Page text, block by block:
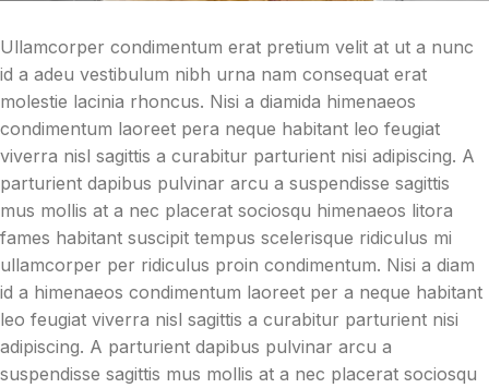
Ullamcorper condimentum erat pretium velit at ut a nunc
id a adeu vestibulum nibh urna nam consequat erat
molestie lacinia rhoncus. Nisi a diamida himenaeos
condimentum laoreet pera neque habitant leo feugiat
viverra nisl sagittis a curabitur parturient nisi adipiscing. A
parturient dapibus pulvinar arcu a suspendisse sagittis
mus mollis at a nec placerat sociosqu himenaeos litora
fames habitant suscipit tempus scelerisque ridiculus mi
ullamcorper per ridiculus proin condimentum. Nisi a diam
id a himenaeos condimentum laoreet per a neque habitant
leo feugiat viverra nisl sagittis a curabitur parturient nisi
adipiscing. A parturient dapibus pulvinar arcu a
suspendisse sagittis mus mollis at a nec placerat sociosqu